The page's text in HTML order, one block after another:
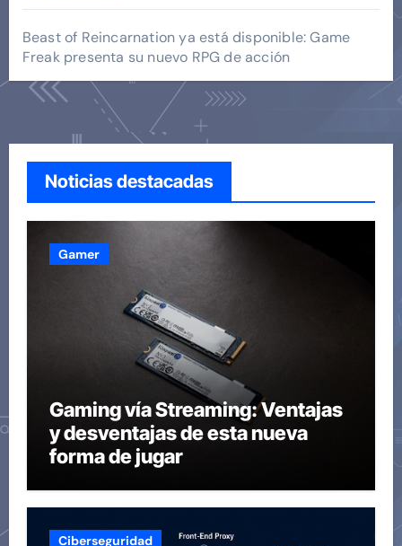
Beast of Reincarnation ya está disponible: Game
Freak presenta su nuevo RPG de acción
Noticias destacadas
Gamer
Gaming vía Streaming: Ventajas
y desventajas de esta nueva
forma de jugar
Ciberseguridad